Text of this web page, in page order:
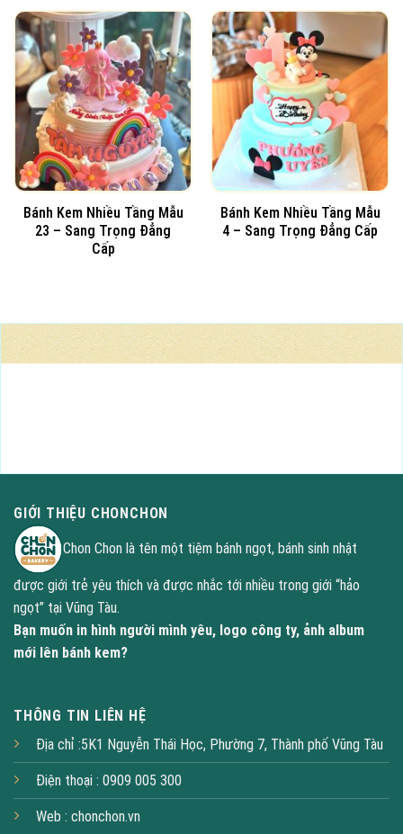
Bánh Kem Nhiều Tầng Mẫu
23 – Sang Trọng Đẳng
Cấp
Bánh Kem Nhiều Tầng Mẫu
4 – Sang Trọng Đẳng Cấp
BÁNH TƯƠI NGON MỖI NGÀY
GIỚI THIỆU CHONCHON
Chon Chon là tên một tiệm bánh ngọt, bánh sinh nhật
được giới trẻ yêu thích và được nhắc tới nhiều trong giới “hảo
ngọt” tại Vũng Tàu.
Bạn muốn in hình người mình yêu, logo công ty, ảnh album
mới lên bánh kem?
THÔNG TIN LIÊN HỆ
Địa chỉ :5K1 Nguyễn Thái Học, Phường 7, Thành phố Vũng Tàu
Điện thoại : 0909 005 300
Web : chonchon.vn